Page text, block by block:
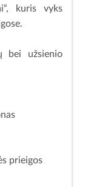
kuris vyks
bei užsienio
prieigos